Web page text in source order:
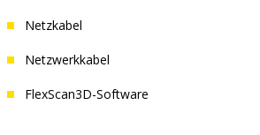
Netzkabel
Netzwerkkabel
FlexScan3D-Software